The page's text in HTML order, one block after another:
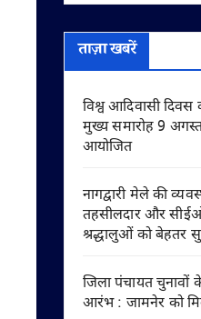
ताज़ा खबरें
विश्व आदिवासी दिवस
मुख्य समारोह 9
आयोजित
नागद्वारी मेले की
तहसीलदार और
श्रद्धालुओं को बेहतर
जिला पंचायत
आरंभ : जामनेर को